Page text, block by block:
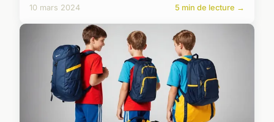
10 mars 2024 5 min de lecture →